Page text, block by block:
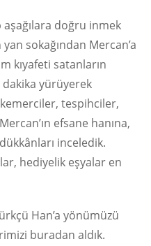
aşağılara doğru inmek
sokağından Mercan’a
kıyafeti satanların
dakika yürüyerek
kemerciler, tespihciler,
efsane hanına,
inceledik.
hediyelik eşyalar en
Han’a yönümüzü
buradan aldık.